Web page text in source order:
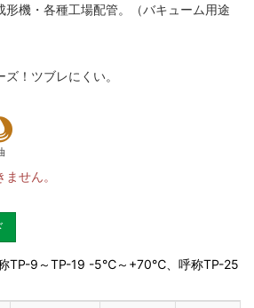
形機・各種工場配管。（バキューム用途
！ツブレにくい。
せん。
TP-9～TP-19 -5℃～+70℃、呼称TP-25